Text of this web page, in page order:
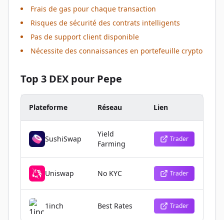
Frais de gas pour chaque transaction
Risques de sécurité des contrats intelligents
Pas de support client disponible
Nécessite des connaissances en portefeuille crypto
Top 3 DEX pour Pepe
Plateforme Réseau Lien
SushiSwap
Yield
Farming
Trader
Uniswap No KYC Trader
1inch Best Rates Trader